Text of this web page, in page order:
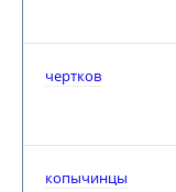
чертков
копычинцы